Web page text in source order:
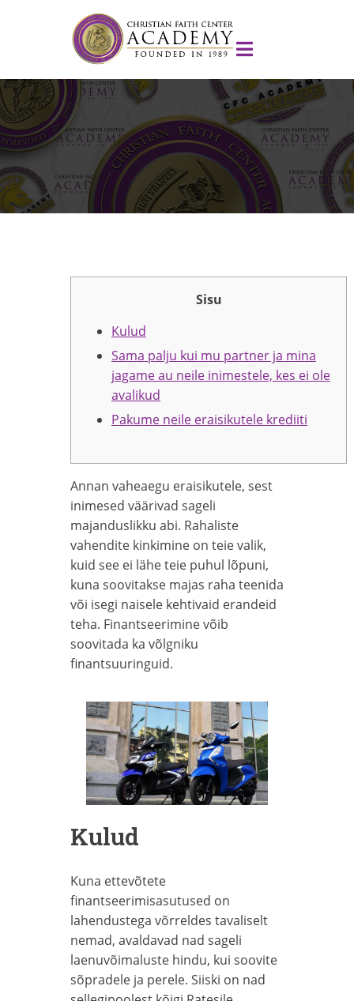
Sisu
Kulud
Sama palju kui mu partner ja mina
jagame au neile inimestele, kes ei ole
avalikud
Pakume neile eraisikutele krediiti
Annan vaheaegu eraisikutele, sest
inimesed väärivad sageli
majanduslikku abi. Rahaliste
vahendite kinkimine on teie valik,
kuid see ei lähe teie puhul lõpuni,
kuna soovitakse majas raha teenida
või isegi naisele kehtivaid erandeid
teha. Finantseerimine võib
soovitada ka võlgniku
finantsuuringuid.
Kulud
Kuna ettevõtete
finantseerimisasutused on
lahendustega võrreldes tavaliselt
nemad, avaldavad nad sageli
laenuvõimaluste hindu, kui soovite
sõpradele ja perele. Siiski on nad